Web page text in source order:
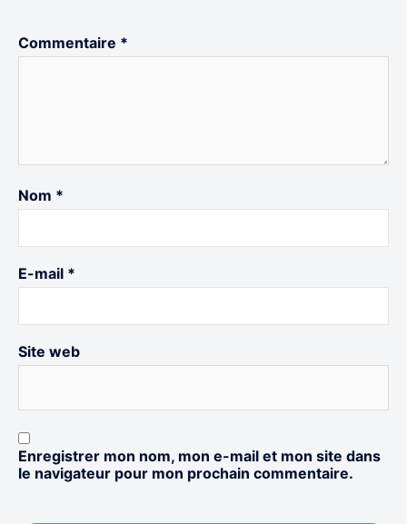
Commentaire *
Nom *
E-mail *
Site web
Enregistrer mon nom, mon e-mail et mon site dans
le navigateur pour mon prochain commentaire.